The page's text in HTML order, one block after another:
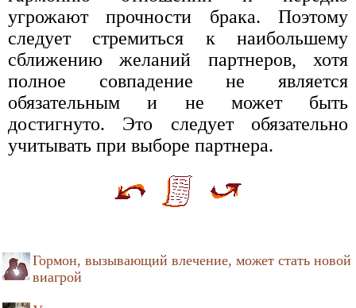
угрожают прочности брака. Поэтому
следует стремиться к наибольшему
сближению желаний партнеров, хотя
полное совпадение не является
обязательным и не может быть
достигнуто. Это следует обязательно
учитывать при выборе партнера.
Гормон, вызывающий влечение, может стать новой
виагрой